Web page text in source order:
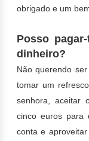
obrigado e um
Posso
dinheiro?
Não querendo
tomar um
senhora, aceitar
cinco euros para
conta e